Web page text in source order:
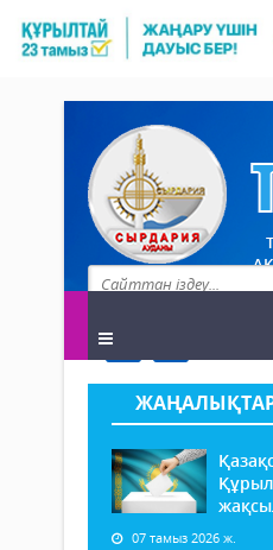
07 тамыз 2026 ж.